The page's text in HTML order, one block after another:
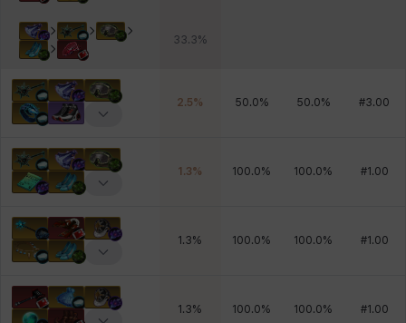
33.3%
2.5% 50.0% 50.0% #3.00
1.3% 100.0% 100.0% #1.00
1.3% 100.0% 100.0% #1.00
1.3% 100.0% 100.0% #1.00